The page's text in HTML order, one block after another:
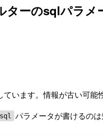
ーのsqlパラ
います。情報が古い可能
sql パラメータが書けるの